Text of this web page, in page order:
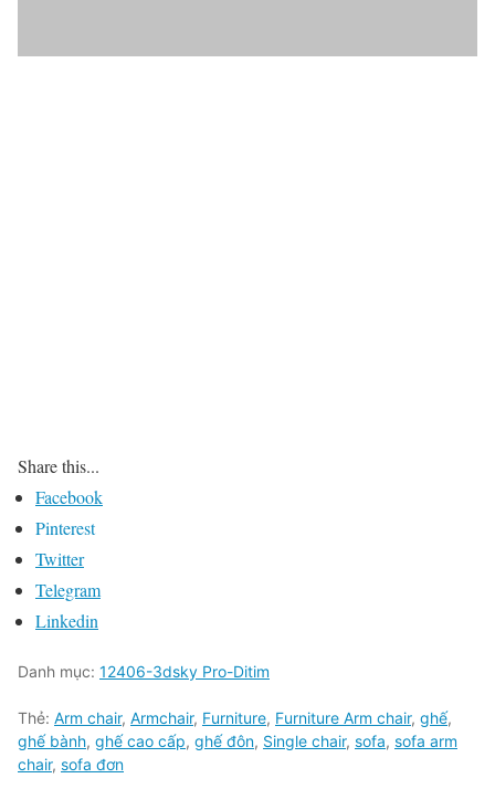
Share this...
Facebook
Pinterest
Twitter
Telegram
Linkedin
Danh mục: 12406-3dsky Pro-Ditim
Thẻ: Arm chair, Armchair, Furniture, Furniture Arm chair, ghế,
ghế bành, ghế cao cấp, ghế đôn, Single chair, sofa, sofa arm
chair, sofa đơn